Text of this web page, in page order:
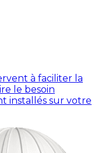
à faciliter la
le besoin
installés sur votre